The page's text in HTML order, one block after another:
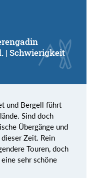
| Schwierigkeit
und Bergell führt
Sind doch
Übergänge und
Zeit. Rein
Touren, doch
sehr schöne